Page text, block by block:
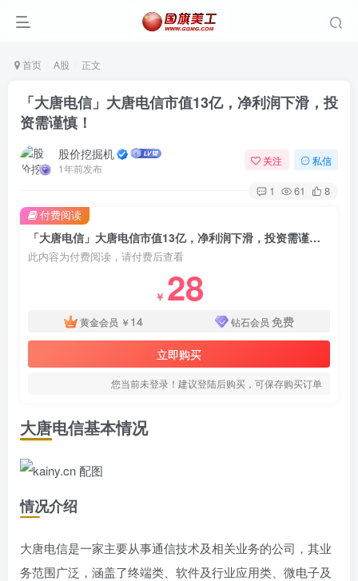
首页 A股 正文
「大唐电信」大唐电信市值13亿，净利润下滑，投
资需谨慎！
股价挖掘机
1年前发布
关注 私信
1 61 8
「大唐电信」大唐电信市值13亿，净利润下滑，投资需谨慎！
此内容为付费阅读，请付费后查看
￥ 28
黄金会员 ￥ 14 钻石会员 免费
立即购买
您当前未登录！建议登陆后购买，可保存购买订单
付费阅读
大唐电信基本情况
情况介绍
大唐电信是一家主要从事通信技术及相关业务的公司，其业
务范围广泛，涵盖了终端类、软件及行业应用类、微电子及